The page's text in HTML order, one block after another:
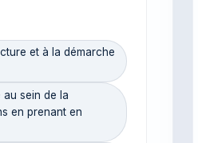
et à la démarche
sein de la
en prenant en